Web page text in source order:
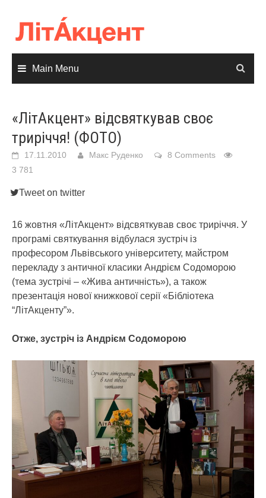
content
Main Menu
«ЛітАкцент» відсвяткував своє
триріччя! (ФОТО)
17.11.2010 Макс Руденко
8 Comments
3 781
Tweet on twitter
16 жовтня «ЛітАкцент» відсвяткував своє триріччя. У
програмі святкування відбулася зустріч із
професором Львівського університету, майстром
перекладу з античної класики Андрієм Содоморою
(тема зустрічі – «Жива античність»), а також
презентація нової книжкової серії «Бібліотека
“ЛітАкценту”».
Отже, зустріч із Андрієм Содоморою